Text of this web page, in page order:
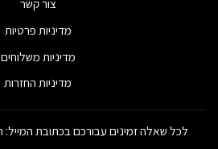
מדיניות פרטיות
מדיניות משלוחים
מדיניות החזרות
לכל שאלה זמינים עבורכם בכתובת המייל: info@agape-style.com